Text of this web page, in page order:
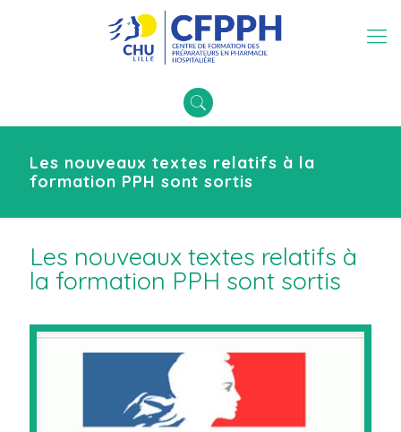
Les nouveaux textes relatifs à la
formation PPH sont sortis
Les nouveaux textes relatifs à
la formation PPH sont sortis